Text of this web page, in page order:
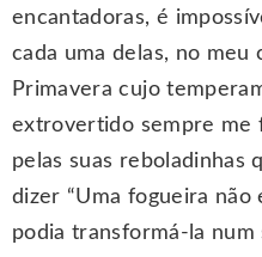
encantadoras, é
cada uma delas, no meu
Primavera cujo
extrovertido sempre me
pelas suas reboladinhas
dizer “Uma fogueira não
podia transformá-la num